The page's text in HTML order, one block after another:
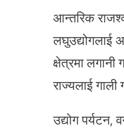
आन्तरिक
लघुउद्योगलाई
क्षेत्रमा
राज्यलाई
उद्योग पर्यटन,